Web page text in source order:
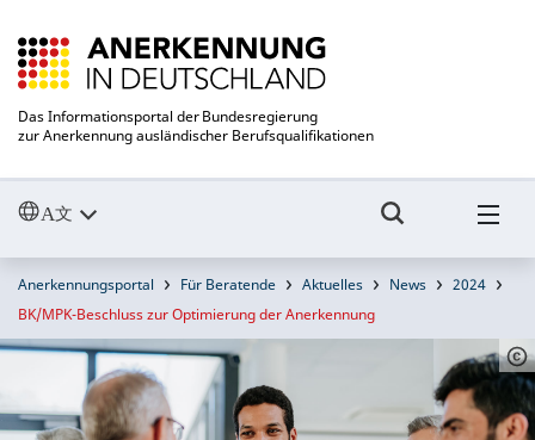
Das Informationsportal der Bundesregierung
zur Anerkennung ausländischer Berufsqualifikationen
Anerkennungsportal Für Beratende Aktuelles News
2024
BK/MPK-Beschluss zur Optimierung der Anerkennung